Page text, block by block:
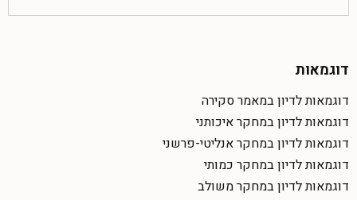
דוגמאות
דוגמאות לדיון במאמר סקירה
דוגמאות לדיון במחקר איכותני
דוגמאות לדיון במחקר אנליטי-פרשני
דוגמאות לדיון במחקר כמותי
דוגמאות לדיון במחקר משולב